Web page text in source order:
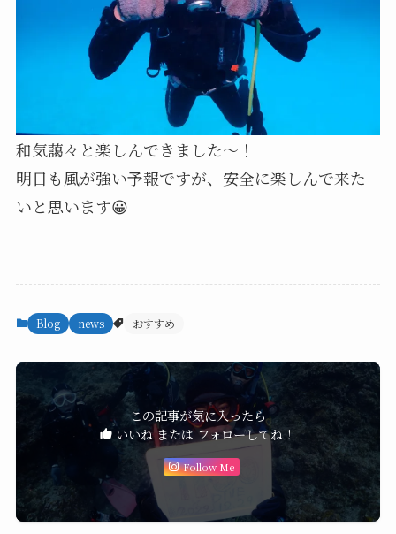
和気藹々と楽しんできました〜！
明日も風が強い予報ですが、安全に楽しんで来た
いと思います😀
Blog news おすすめ
この記事が気に入ったら
いいね または フォローしてね！
Follow Me